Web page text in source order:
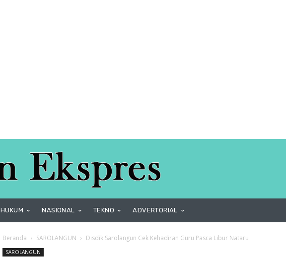
HUKUM NASIONAL TEKNO ADVERTORIAL
Beranda SAROLANGUN Disdik Sarolangun Cek Kehadiran Guru Pasca Libur Nataru
SAROLANGUN